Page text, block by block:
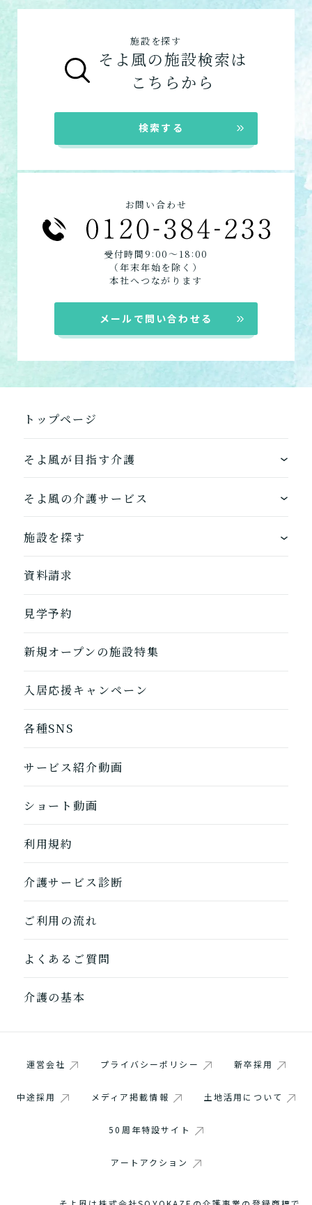
事をできたてで提供しています。約8割のお
お客様に選ばれるできたてのお食事を詳しく
★この介護施設について…相談したい・見学
したい・利用したい★
電話：027-370-6256
自宅に来てもらう
てもらう
問介護看護
て介護してもらう
組み合わせて利用する
「通い」「訪問」「宿泊」
の組み合わせ
介護をはじめるための手続
き・ご準備の代行
そよ風の介護サービス一覧へ
所へ相談しましょう。
在宅系サービス ：自宅から通いたい、自宅に
来てもらいたい方向けのサービスは以下で
1つ前に戻る
1つ前に戻る
1つ前に戻る
1つ前に戻る
1つ前に戻る
1つ前に戻る
1つ前に戻る
施設を探す
そよ風の施設検索は
こちらから
検索する
お問い合わせ
受付時間9 :00〜18 :00
（年末年始を除く）
本社へつながります
メールで問い合わせる
トップページ
そよ風が目指す介護
ワンストップサービス
お客様に選ばれるできたてのお食事
そよ風の介護サービス
ホームに入居する
自宅から通う
自宅に来てもらう
施設を探す
地図から探す
自宅から通う/来てもらう
資料請求
見学予約
新規オープンの施設特集
入居応援キャンペーン
各種SNS
サービス紹介動画
ショート動画
利用規約
介護サービス診断
ご利用の流れ
よくあるご質問
介護の基本
運営会社 プライバシーポリシー 新卒採用
中途採用 メディア掲載情報 土地活用について
50周年特設サイト
アートアクション